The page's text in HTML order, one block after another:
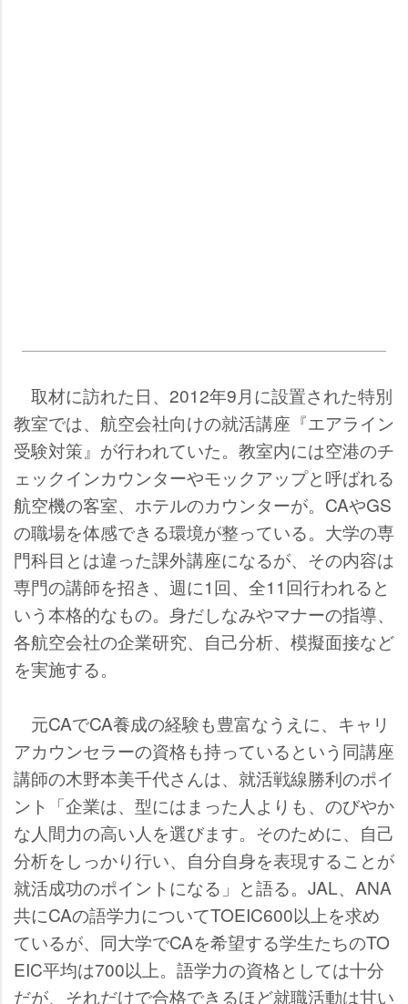
取材に訪れた日、2012年9月に設置された特別
教室では、航空会社向けの就活講座『エアライン
受験対策』が行われていた。教室内には空港のチ
ェックインカウンターやモックアップと呼ばれる
航空機の客室、ホテルのカウンターが。CAやGS
の職場を体感できる環境が整っている。大学の専
門科目とは違った課外講座になるが、その内容は
専門の講師を招き、週に1回、全11回行われると
いう本格的なもの。身だしなみやマナーの指導、
各航空会社の企業研究、自己分析、模擬面接など
を実施する。
元CAでCA養成の経験も豊富なうえに、キャリ
アカウンセラーの資格も持っているという同講座
講師の木野本美千代さんは、就活戦線勝利のポイ
ント「企業は、型にはまった人よりも、のびやか
な人間力の高い人を選びます。そのために、自己
分析をしっかり行い、自分自身を表現することが
就活成功のポイントになる」と語る。JAL、ANA
共にCAの語学力についてTOEIC600以上を求め
ているが、同大学でCAを希望する学生たちのTO
EIC平均は700以上。語学力の資格としては十分
だが、それだけで合格できるほど就職活動は甘い